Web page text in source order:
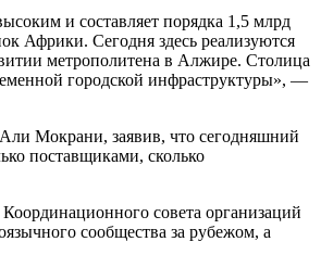
и составляет порядка 1,5 млрд
Африки. Сегодня здесь реализуются
метрополитена в Алжире. Столица
городской инфраструктуры», —
Мокрани, заявив, что сегодняшний
поставщиками, сколько
совета организаций
сообщества за рубежом, а